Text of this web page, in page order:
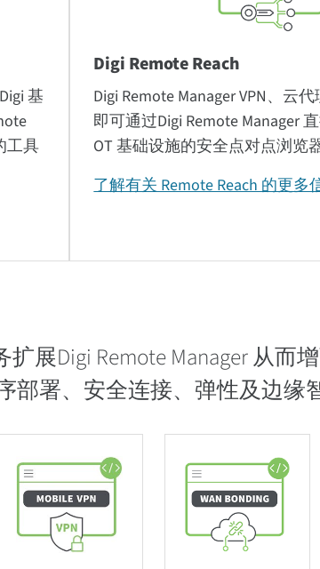
基
工具
Digi Remote Reach
Digi Remote Manager VPN、云
即可通过Digi Remote Manager
OT 基础设施的安全点对点浏览
了解有关 Remote Reach 的更多
扩展Digi Remote Manager 从而
署、安全连接、弹性及边缘